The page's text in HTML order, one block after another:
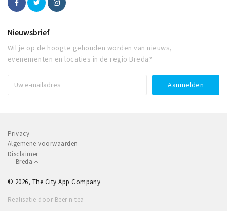
Nieuwsbrief
Wil je op de hoogte gehouden worden van nieuws,
evenementen en locaties in de regio Breda?
Privacy
Algemene voorwaarden
Disclaimer
Breda
© 2026, The City App Company
Realisatie door Beer n tea